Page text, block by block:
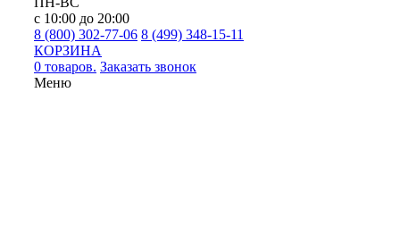
с 10:00 до 20:00
8 (800) 302-77-06 8 (499) 348-15-11
КОРЗИНА
0 товаров. Заказать звонок
Меню